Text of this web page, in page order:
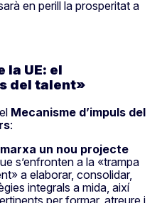
en perill la prosperitat a
la UE: el
del talent»
Mecanisme d’impuls del
:
un nou projecte
s’enfronten a la «trampa
a elaborar, consolidar,
integrals a mida, així
per formar, atreure i